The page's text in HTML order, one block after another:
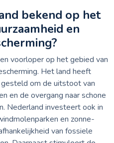
bekend op het
en
voorloper op het gebied van
Het land heeft
om de uitstoot van
en de overgang naar schone
Nederland investeert ook in
en zonne-
van fossiele